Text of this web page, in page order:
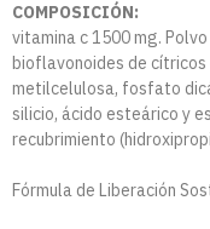
COMPOSICIÓN:
vitamina c 1500 mg.
bioflavonoides de
metilcelulosa, fosfato
silicio, ácido esteárico y
recubrimiento
Fórmula de Liberación